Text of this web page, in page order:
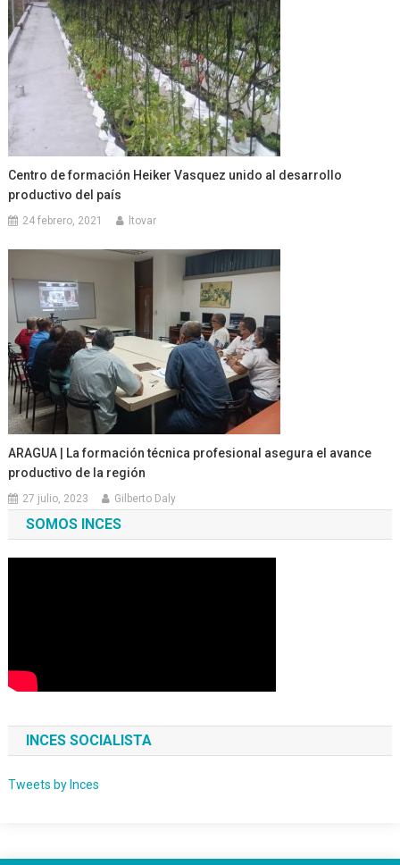
Centro de formación Heiker Vasquez unido al desarrollo
productivo del país
24 febrero, 2021 ltovar
ARAGUA | La formación técnica profesional asegura el avance
productivo de la región
27 julio, 2023 Gilberto Daly
SOMOS INCES
INCES SOCIALISTA
Tweets by Inces